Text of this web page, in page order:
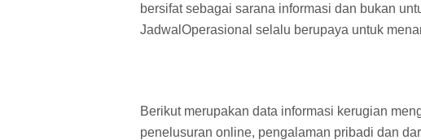
bersifat sebagai sarana informasi dan bukan
JadwalOperasional selalu berupaya untuk
Berikut merupakan data informasi kerugian
penelusuran online, pengalaman pribadi dan